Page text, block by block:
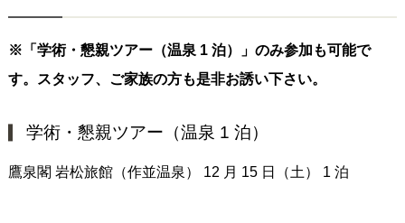
※「学術・懇親ツアー（温泉 1 泊）」のみ参加も可能で
す。スタッフ、ご家族の方も是非お誘い下さい。
学術・懇親ツアー（温泉 1 泊）
鷹泉閣 岩松旅館（作並温泉） 12 月 15 日（土） 1 泊